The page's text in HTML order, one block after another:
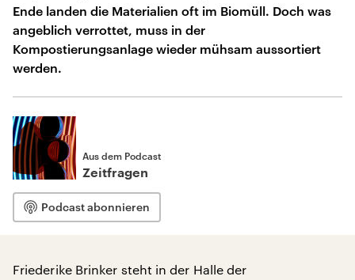
Ende landen die Materialien oft im Biomüll. Doch was
angeblich verrottet, muss in der
Kompostierungsanlage wieder mühsam aussortiert
werden.
Aus dem Podcast
Zeitfragen
Podcast abonnieren
Friederike Brinker steht in der Halle der